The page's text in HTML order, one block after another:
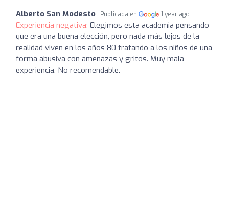
Alberto San Modesto Publicada en 1 year ago
Experiencia negativa: Elegimos esta academia pensando
que era una buena elección, pero nada más lejos de la
realidad viven en los años 80 tratando a los niños de una
forma abusiva con amenazas y gritos. Muy mala
experiencia. No recomendable.